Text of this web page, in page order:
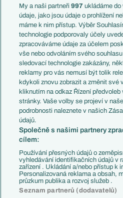
Témata
Představení týmů MS
EuroSkauting
PL v kostce
Evropské koeficienty
Přestupy
Přestupové spekulace
Zranění
Kluby
Arsenal FC
Chelsea FC
Manchester United
AC Milán
Juventus FC
Bayern Mnichov
FC Barcelona
Real Madrid
My a naši partneři997 ukládáme do
údaje, jako jsou údaje o prohlížení
máme k nim přístup. Výběr
technologie podporovaly účely
zpracováváme údaje za účelem
vše nebo odvoláním svého
sledovací technologie zakázány,
reklamy pro vás nemusí být tolik
kdykoli znovu zobrazit a změnit své
kliknutím na odkaz Řízení
stránky. Vaše volby se projeví v
podrobnosti naleznete v našich
údajů.
Společně s našimi partnery
cílem:
Používání přesných údajů o
vyhledávání identifikačních údajů v
zařízení . Ukládání a/nebo přístup k
Personalizovaná reklama a obsah,
průzkum publika a rozvoj služeb .
Seznam partnerů (dodavatelů)